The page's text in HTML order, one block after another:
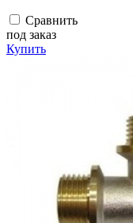
Сравнить
под заказ
Купить